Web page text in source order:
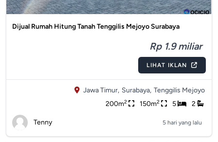
Dijual Rumah Hitung Tanah Tenggilis Mejoyo Surabaya
Rp 1.9 miliar
LIHAT IKLAN
Jawa Timur, Surabaya, Tenggilis Mejoyo
200m2 150m2 5 2
Tenny 5 hari yang lalu